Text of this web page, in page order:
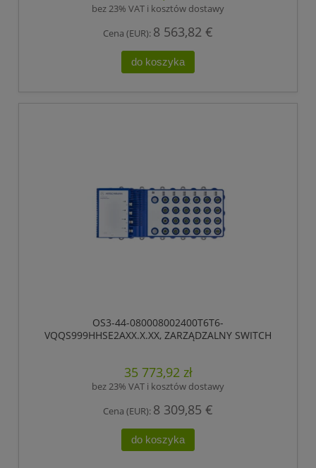
POE +), ELEKTRYCZNE PORTY UPLINK GIGABIT
bez 23% VAT i kosztów dostawy
Cena (EUR): 8 563,82 €
do koszyka
OS3-44-080008002400T6T6-
VQQS999HHSE2AXX.X.XX, ZARZĄDZALNY SWITCH
ETHERNET, ZGODNY Z IEEE 802.3AT (ZASILANIE
WBUDOWANE POE +), ELEKTRYCZNE PORTY UPLINK
35 773,92 zł
bez 23% VAT i kosztów dostawy
Cena (EUR): 8 309,85 €
do koszyka